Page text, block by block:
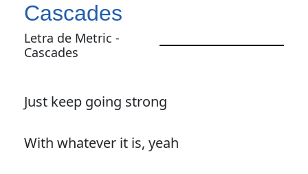
Cascades
Letra de Metric -
Cascades
Just keep going strong
With whatever it is, yeah